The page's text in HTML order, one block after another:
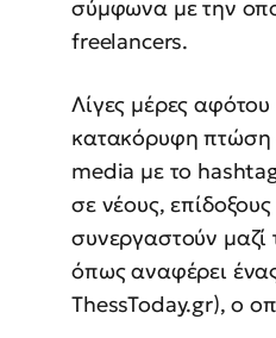
σύμφωνα με την
freelancers.
Λίγες μέρες
κατακόρυφη πτώση
media με το
σε νέους,
συνεργαστούν μαζί
όπως αναφέρει
ThessToday.gr), ο